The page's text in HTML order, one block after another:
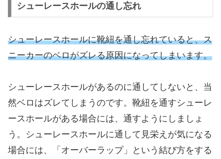
シューレースホールの通し忘れ
シューレースホールに靴紐を通し忘れていると、ス
ニーカーのベロがズレる原因になってしまいます。
シューレースホールがあるのに通してしないと、当
然ベロはズレてしまうのです。靴紐を通すシューレ
ースホールがある場合には、通すようにしましょ
う。シューレースホールに通して見栄えが気になる
場合には、「オーバーラップ」という結び方をする